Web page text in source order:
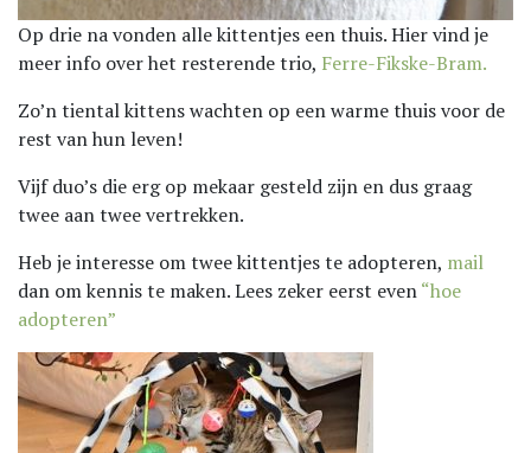
Op drie na vonden alle kittentjes een thuis. Hier vind je
meer info over het resterende trio, Ferre-Fikske-Bram.
Zo’n tiental kittens wachten op een warme thuis voor de
rest van hun leven!
Vijf duo’s die erg op mekaar gesteld zijn en dus graag
twee aan twee vertrekken.
Heb je interesse om twee kittentjes te adopteren, mail
dan om kennis te maken. Lees zeker eerst even“hoe
adopteren”